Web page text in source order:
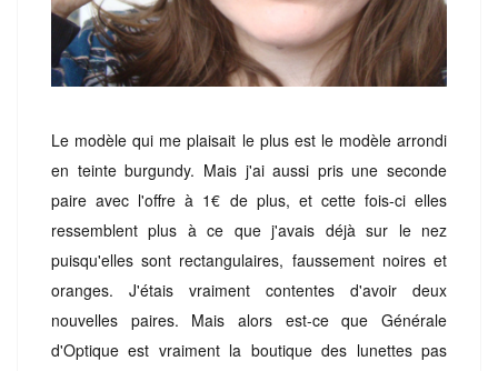
Le modèle qui me plaisait le plus est le modèle arrondi
en teinte burgundy. Mais j'ai aussi pris une seconde
paire avec l'offre à 1€ de plus, et cette fois-ci elles
ressemblent plus à ce que j'avais déjà sur le nez
puisqu'elles sont rectangulaires, faussement noires et
oranges. J'étais vraiment contentes d'avoir deux
nouvelles paires. Mais alors est-ce que Générale
d'Optique est vraiment la boutique des lunettes pas